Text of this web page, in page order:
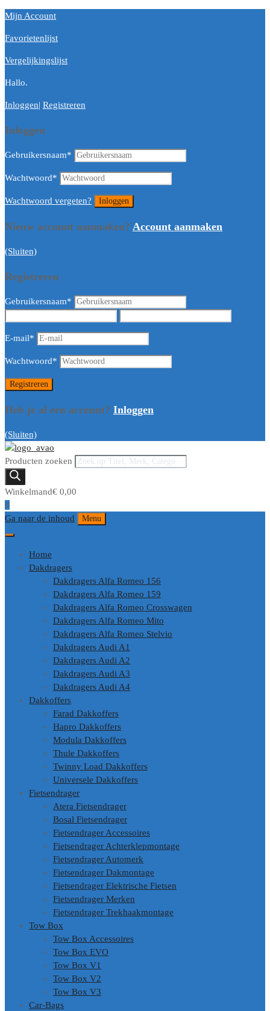
Mijn Account
Favorietenlijst
Vergelijkingslijst
Hallo.
Inloggen| Registreren
Inloggen
Gebruikersnaam*
Wachtwoord*
Wachtwoord vergeten?
Nieuw account aanmaken? Account aanmaken
(Sluiten)
Registreren
Gebruikersnaam*
E-mail*
Wachtwoord*
Heb je al een account? Inloggen
(Sluiten)
Producten zoeken
Winkelmand€ 0,00
0
Ga naar de inhoud
Menu
Home
Dakdragers
Dakdragers Alfa Romeo 156
Dakdragers Alfa Romeo 159
Dakdragers Alfa Romeo Crosswagen
Dakdragers Alfa Romeo Mito
Dakdragers Alfa Romeo Stelvio
Dakdragers Audi A1
Dakdragers Audi A2
Dakdragers Audi A3
Dakdragers Audi A4
Dakkoffers
Farad Dakkoffers
Hapro Dakkoffers
Modula Dakkoffers
Thule Dakkoffers
Twinny Load Dakkoffers
Universele Dakkoffers
Fietsendrager
Atera Fietsendrager
Bosal Fietsendrager
Fietsendrager Accessoires
Fietsendrager Achterklepmontage
Fietsendrager Automerk
Fietsendrager Dakmontage
Fietsendrager Elektrische Fietsen
Fietsendrager Merken
Fietsendrager Trekhaakmontage
Tow Box
Tow Box Accessoires
Tow Box EVO
Tow Box V1
Tow Box V2
Tow Box V3
Car-Bags